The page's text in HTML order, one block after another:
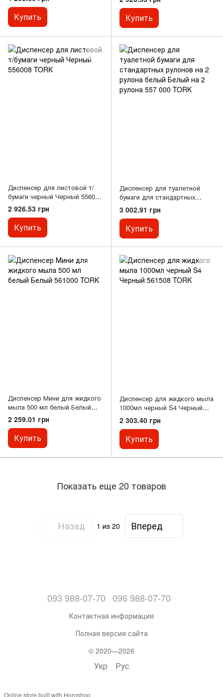
Купить Купить
Диспенсер для листовой т/
бумаги черный Черный 556008
TORK
2 926.53 грн
Купить
Диспенсер для туалетной
бумаги для стандартных
рулонов на 2 рулона белый
Белый на 2 рулона 557 000
TORK
3 002.91 грн
Купить
Диспенсер Мини для жидкого
мыла 500 мл белый Белый
561000 TORK
2 259.01 грн
Купить
Диспенсер для жидкого мыла
1000мл черный S4 Черный
561508 TORK
2 303.40 грн
Купить
Показать еще 20 товаров
Назад 1 из 20 Вперед
093 988-07-70 096 988-07-70
Контактная информация
Полная версия сайта
© 2020—2026
Укр Рус
Online store built with Horoshop